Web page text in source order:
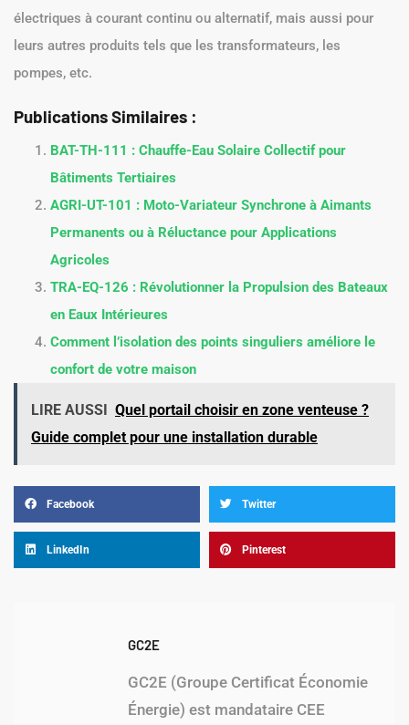
électriques à courant continu ou alternatif, mais aussi pour
leurs autres produits tels que les transformateurs, les
pompes, etc.
Publications Similaires :
BAT-TH-111 : Chauffe-Eau Solaire Collectif pour
Bâtiments Tertiaires
AGRI-UT-101 : Moto-Variateur Synchrone à Aimants
Permanents ou à Réluctance pour Applications
Agricoles
TRA-EQ-126 : Révolutionner la Propulsion des Bateaux
en Eaux Intérieures
Comment l’isolation des points singuliers améliore le
confort de votre maison
LIRE AUSSI Quel portail choisir en zone venteuse ?
Guide complet pour une installation durable
Facebook Twitter
LinkedIn Pinterest
GC2E
GC2E (Groupe Certificat Économie
Énergie) est mandataire CEE